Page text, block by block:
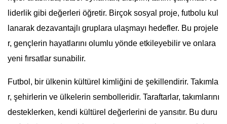
liderlik gibi değerleri öğretir. Birçok sosyal proje, futbolu kul
lanarak dezavantajlı gruplara ulaşmayı hedefler. Bu projele
r, gençlerin hayatlarını olumlu yönde etkileyebilir ve onlara
yeni fırsatlar sunabilir.
Futbol, bir ülkenin kültürel kimliğini de şekillendirir. Takımla
r, şehirlerin ve ülkelerin sembolleridir. Taraftarlar, takımlarını
desteklerken, kendi kültürel değerlerini de yansıtır. Bu duru